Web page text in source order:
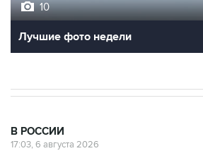
10
Лучшие фото недели
В РОССИИ
17:03, 6 августа 2026